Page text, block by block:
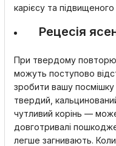
карієсу та підвищеного
Рецесія
При твердому
можуть поступово
зробити вашу
твердий,
чутливий корінь —
довготривалі
легше загнивають.